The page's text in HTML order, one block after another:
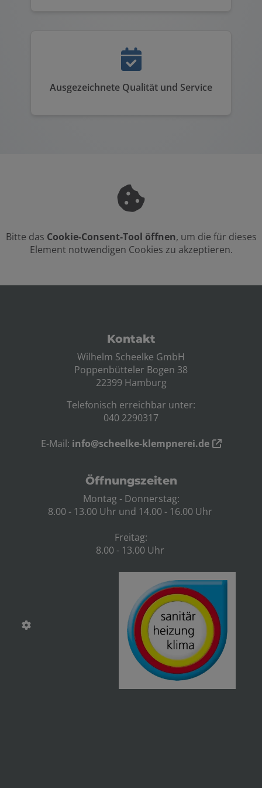
Ausgezeichnete Qualität und Service
Bitte das Cookie-Consent-Tool öffnen, um die für dieses
Element notwendigen Cookies zu akzeptieren.
Kontakt
Wilhelm Scheelke GmbH
Poppenbütteler Bogen 38
22399 Hamburg
Telefonisch erreichbar unter:
040 2290317
E-Mail: info@scheelke-klempnerei.de
Öffnungszeiten
Montag - Donnerstag:
8.00 - 13.00 Uhr und 14.00 - 16.00 Uhr
Freitag:
8.00 - 13.00 Uhr